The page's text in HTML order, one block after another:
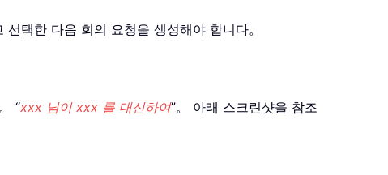
택한 다음 회의 요청을 생성해야 합니다。
“xxx 님이 xxx 를 대신하여”。 아래 스크린샷을 참조